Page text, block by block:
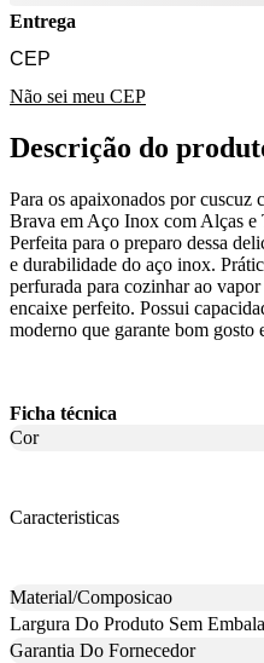
Entrega
Não sei meu CEP
Descrição do
Para os apaixonados por cuscuz
Brava em Aço Inox com Alças e
Perfeita para o preparo dessa
e durabilidade do aço inox.
perfurada para cozinhar ao
encaixe perfeito. Possui
moderno que garante bom gosto
Ficha técnica
Cor
Caracteristicas
Material/Composicao
Largura Do Produto Sem
Garantia Do Fornecedor